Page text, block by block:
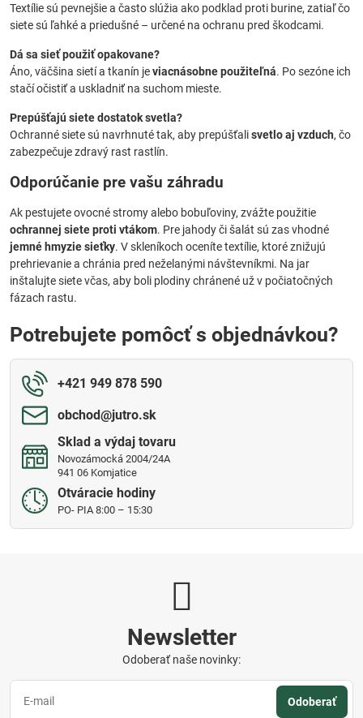
Textílie sú pevnejšie a často slúžia ako podklad proti burine, zatiaľ čo
siete sú ľahké a priedušné – určené na ochranu pred škodcami.
Dá sa sieť použiť opakovane?
Áno, väčšina sietí a tkanín jeviacnásobne použiteľná. Po sezóne ich
stačí očistiť a uskladniť na suchom mieste.
Prepúšťajú siete dostatok svetla?
Ochranné siete sú navrhnuté tak, aby prepúšťalisvetlo aj vzduch, čo
zabezpečuje zdravý rast rastlín.
Odporúčanie pre vašu záhradu
Ak pestujete ovocné stromy alebo bobuľoviny, zvážte použitie
ochrannej siete proti vtákom. Pre jahody či šalát sú zas vhodné
jemné hmyzie sieťky. V skleníkoch oceníte textílie, ktoré znižujú
prehrievanie a chránia pred neželanými návštevníkmi. Na jar
inštalujte siete včas, aby boli plodiny chránené už v počiatočných
fázach rastu.
Potrebujete pomôcť s objednávkou?
+421 949 878 590
obchod​@jutro​.sk
Sklad a výdaj tovaru
Novozámocká 2004/24A
941 06 Komjatice
Otváracie hodiny
PO- PIA 8:00 – 15:30
Newsletter
Odoberať naše novinky:
Odoberať